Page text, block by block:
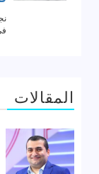
المقالات